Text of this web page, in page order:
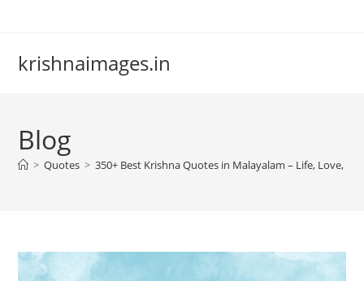
krishnaimages.in
Blog
> Quotes > 350+ Best Krishna Quotes in Malayalam – Life, Love,